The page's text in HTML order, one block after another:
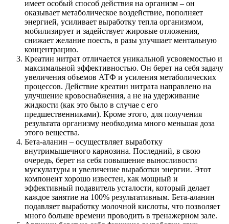
имеет особый способ действия на организм – он
оказывает метаболическое воздействие, пополняет
энергией, усиливает выработку тепла организмом,
мобилизирует и задействует жировые отложения,
снижает желание поесть, в разы улучшает ментальную
концентрацию.
Креатин нитрат отличается уникальной усвояемостью и
максимальной эффективностью. Он берет на себя задачу
увеличения объемов АТФ и усиления метаболических
процессов. Действие креатин нитрата направлено на
улучшение кровоснабжения, а не на удерживание
жидкости (как это было в случае с его
предшественниками). Кроме этого, для получения
результата организму необходима много меньшая доза
этого вещества.
Бета-аланин – осуществляет выработку
внутримышечного карнозина. Последний, в свою
очередь, берет на себя повышение выносливости
мускулатуры и увеличение выработки энергии. Этот
компонент хорошо известен, как мощный и
эффективный подавитель усталости, который делает
каждое занятие на 100% результативным. Бета-аланин
подавляет выработку молочной кислоты, что позволяет
много больше времени проводить в тренажерном зале.